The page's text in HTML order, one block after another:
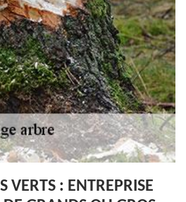
VERTS : ENTREPRISE